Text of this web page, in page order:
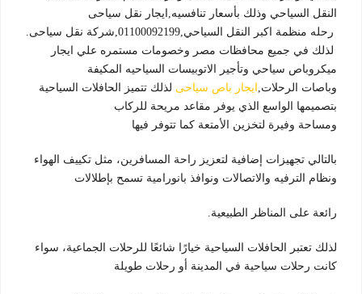
النقل السياحي وذلك بأسعار تنافسيه,ايجار نقل سياحى
رحله منظمة اكبر النقل السياحي,01100092199,شركة نقل سياحى.
لذلك في جميع محافظات مصر وخصومات مستمره علي ايجار
ميكروباص سياحي وتأجير الاتوبيسات السياحيه المكيفة
وباصات الرحلات, ايجار باص سياحى لذلك تتميز الحافلات السياحية
بتصميمها الواسع الذي يوفر مقاعد مريحة للركاب
ومساحة وفيرة لتخزين الأمتعة كما تتوفر فيها
بالتالي تجهيزات إضافية لتعزيز راحة المسافرين، مثل تكييف الهواء
ونظام الترفيه والاتصالات ونوافذ بانورامية تسمح بإطلالات
رائعة على المناظر الطبيعية.
لذلك تعتبر الحافلات السياحية خيارًا شائعًا للرحلات الجماعية، سواء
كانت رحلات سياحية في المدينة أو رحلات طويلة